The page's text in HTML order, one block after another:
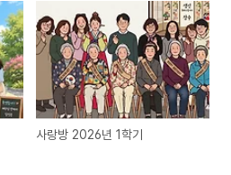
사랑방 2026년 1학기